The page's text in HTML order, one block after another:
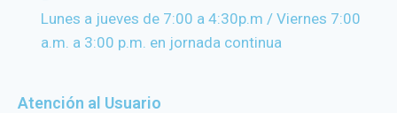
Lunes a jueves de 7:00 a 4:30p.m / Viernes 7:00
a.m. a 3:00 p.m. en jornada continua
Atención al Usuario